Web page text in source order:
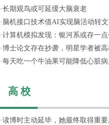
·长期观鸟或可延缓大脑衰老
· 脑机接口技术借AI实现脑活动转
·计算机模拟发现：银河系或存一
·博士论文存在抄袭，明星学者被
·每天吃一个牛油果可能降低心脏
高 校
·读博时主动延毕，她最终取得重要